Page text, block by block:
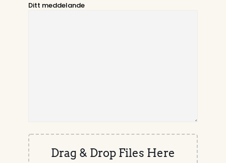
Ditt meddelande
Drag & Drop Files Here